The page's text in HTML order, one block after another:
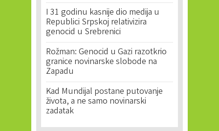
I 31 godinu kasnije dio medija u
Republici Srpskoj relativizira
genocid u Srebrenici
Rožman: Genocid u Gazi razotkrio
granice novinarske slobode na
Zapadu
Kad Mundijal postane putovanje
života, a ne samo novinarski
zadatak